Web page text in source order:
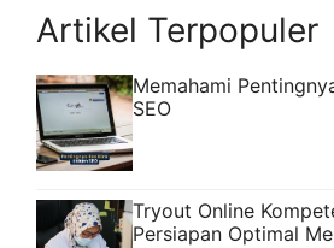
instan, bahkan mendapatkan
belajar tanpa harus selalu
Read more
Artikel Terpopuler
Memahami
SEO
Tryout Online
Persiapan Optimal